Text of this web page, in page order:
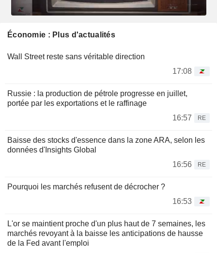
Économie : Plus d'actualités
Wall Street reste sans véritable direction
17:08
Russie : la production de pétrole progresse en juillet,
portée par les exportations et le raffinage
16:57
RE
Baisse des stocks d'essence dans la zone ARA, selon les
données d'Insights Global
16:56
RE
Pourquoi les marchés refusent de décrocher ?
16:53
L'or se maintient proche d'un plus haut de 7 semaines, les
marchés revoyant à la baisse les anticipations de hausse
de la Fed avant l'emploi